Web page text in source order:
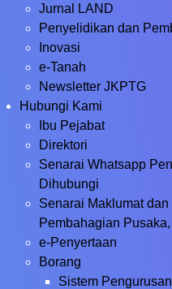
Jurnal LAND
Penyelidikan dan
Inovasi
e-Tanah
Newsletter JKPTG
Hubungi Kami
Ibu Pejabat
Direktori
Senarai Whatsapp
Dihubungi
Senarai Maklumat
Pembahagian
e-Penyertaan
Borang
Sistem